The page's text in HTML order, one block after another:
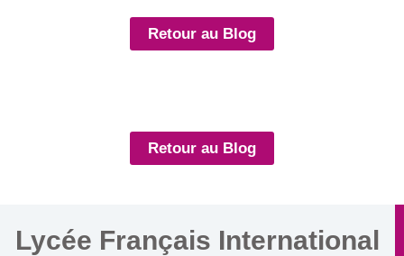
Retour au Blog
Retour au Blog
Lycée Français International